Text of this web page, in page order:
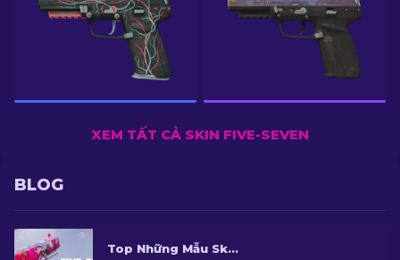
XEM TẤT CẢ SKIN FIVE-SEVEN
BLOG
Top Những Mẫu Skin Five-SeveN Hàng Đầu Trong CS2 [2026]